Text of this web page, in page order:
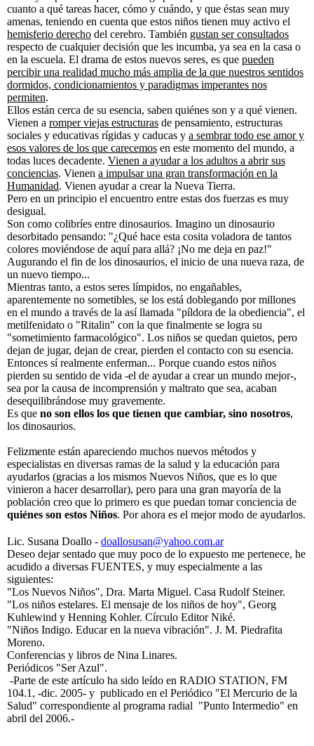
cuanto a qué tareas hacer, cómo y cuándo, y que éstas sean muy
amenas, teniendo en cuenta que estos niños tienen muy activo el
hemisferio derecho del cerebro. También gustan ser consultados
respecto de cualquier decisión que les incumba, ya sea en la casa o
en la escuela. El drama de estos nuevos seres, es que pueden
percibir una realidad mucho más amplia de la que nuestros sentidos
dormidos, condicionamientos y paradigmas imperantes nos
permiten.
Ellos están cerca de su esencia, saben quiénes son y a qué vienen.
Vienen a romper viejas estructuras de pensamiento, estructuras
sociales y educativas rígidas y caducas y a sembrar todo ese amor y
esos valores de los que carecemos en este momento del mundo, a
todas luces decadente. Vienen a ayudar a los adultos a abrir sus
conciencias. Vienen a impulsar una gran transformación en la
Humanidad. Vienen ayudar a crear la Nueva Tierra.
Pero en un principio el encuentro entre estas dos fuerzas es muy
desigual.
Son como colibríes entre dinosaurios. Imagino un dinosaurio
desorbitado pensando: "¿Qué hace esta cosita voladora de tantos
colores moviéndose de aquí para allá? ¡No me deja en paz!"
Augurando el fin de los dinosaurios, el inicio de una nueva raza, de
un nuevo tiempo...
Mientras tanto, a estos seres límpidos, no engañables,
aparentemente no sometibles, se los está doblegando por millones
en el mundo a través de la así llamada "píldora de la obediencia", el
metilfenidato o "Ritalin" con la que finalmente se logra su
"sometimiento farmacológico". Los niños se quedan quietos, pero
dejan de jugar, dejan de crear, pierden el contacto con su esencia.
Entonces sí realmente enferman... Porque cuando estos niños
pierden su sentido de vida -el de ayudar a crear un mundo mejor-,
sea por la causa de incomprensión y maltrato que sea, acaban
desequilibrándose muy gravemente.
Es que no son ellos los que tienen que cambiar, sino nosotros,
los dinosaurios.
Felizmente están apareciendo muchos nuevos métodos y
especialistas en diversas ramas de la salud y la educación para
ayudarlos (gracias a los mismos Nuevos Niños, que es lo que
vinieron a hacer desarrollar), pero para una gran mayoría de la
población creo que lo primero es que puedan tomar conciencia de
quiénes son estos Niños. Por ahora es el mejor modo de ayudarlos.
Lic. Susana Doallo - doallosusan@yahoo.com.ar
Deseo dejar sentado que muy poco de lo expuesto me pertenece, he
acudido a diversas FUENTES, y muy especialmente a las
siguientes:
"Los Nuevos Niños", Dra. Marta Miguel. Casa Rudolf Steiner.
"Los niños estelares. El mensaje de los niños de hoy", Georg
Kuhlewind y Henning Kohler. Círculo Editor Niké.
"Niños Indigo. Educar en la nueva vibración". J. M. Piedrafita
Moreno.
Conferencias y libros de Nina Linares.
Periódicos "Ser Azul".
-Parte de este artículo ha sido leído en RADIO STATION, FM
104.1, -dic. 2005- y publicado en el Periódico "El Mercurio de la
Salud" correspondiente al programa radial "Punto Intermedio" en
abril del 2006.-